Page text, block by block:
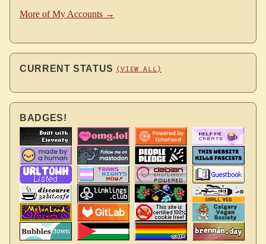
More of My Accounts →
CURRENT STATUS (VIEW ALL)
BADGES!